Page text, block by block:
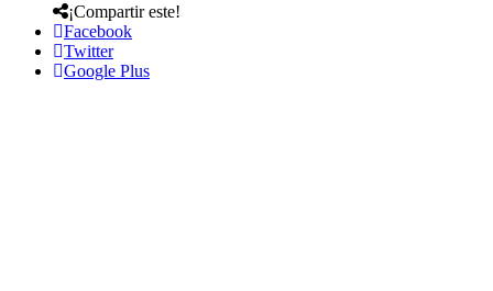
¡Compartir este!
Facebook
Twitter
Google Plus